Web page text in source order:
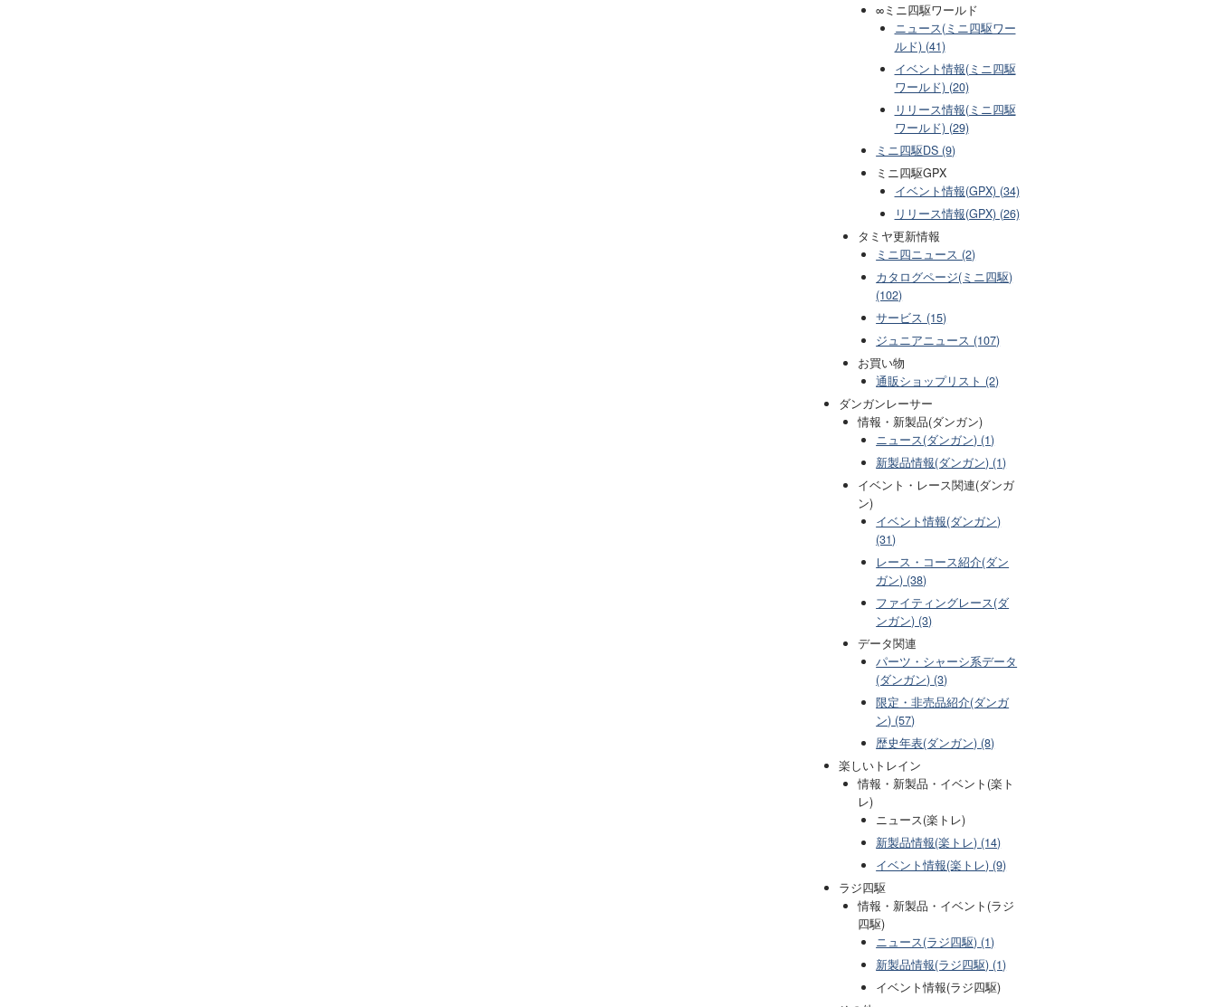
∞ミニ四駆ワールド
ニュース(ミニ四駆ワー
ルド) (41)
イベント情報(ミニ四駆
ワールド) (20)
リリース情報(ミニ四駆
ワールド) (29)
ミニ四駆DS (9)
ミニ四駆GPX
イベント情報(GPX) (34)
リリース情報(GPX) (26)
タミヤ更新情報
ミニ四ニュース (2)
カタログページ(ミニ四駆)
(102)
サービス (15)
ジュニアニュース (107)
お買い物
通販ショップリスト (2)
ダンガンレーサー
情報・新製品(ダンガン)
ニュース(ダンガン) (1)
新製品情報(ダンガン) (1)
イベント・レース関連(ダンガ
ン)
イベント情報(ダンガン)
(31)
レース・コース紹介(ダン
ガン) (38)
ファイティングレース(ダ
ンガン) (3)
データ関連
パーツ・シャーシ系データ
(ダンガン) (3)
限定・非売品紹介(ダンガ
ン) (57)
歴史年表(ダンガン) (8)
楽しいトレイン
情報・新製品・イベント(楽ト
レ)
ニュース(楽トレ)
新製品情報(楽トレ) (14)
イベント情報(楽トレ) (9)
ラジ四駆
情報・新製品・イベント(ラジ
四駆)
ニュース(ラジ四駆) (1)
新製品情報(ラジ四駆) (1)
イベント情報(ラジ四駆)